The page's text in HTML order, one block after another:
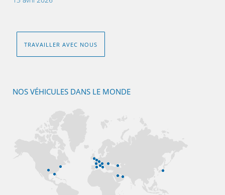
TRAVAILLER AVEC NOUS
NOS VÉHICULES DANS LE MONDE